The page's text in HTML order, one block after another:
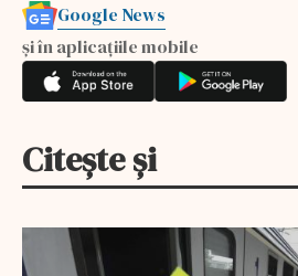
Google News
și în aplicațiile mobile
Citește și
EXCLUSIV